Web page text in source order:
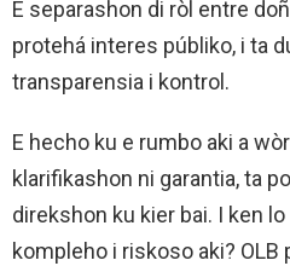
E separashon di ròl entre
protehá interes públiko, i ta
transparensia i kontrol.
E hecho ku e rumbo aki a
klarifikashon ni garantia, ta
direkshon ku kier bai. I ken
kompleho i riskoso aki? OLB